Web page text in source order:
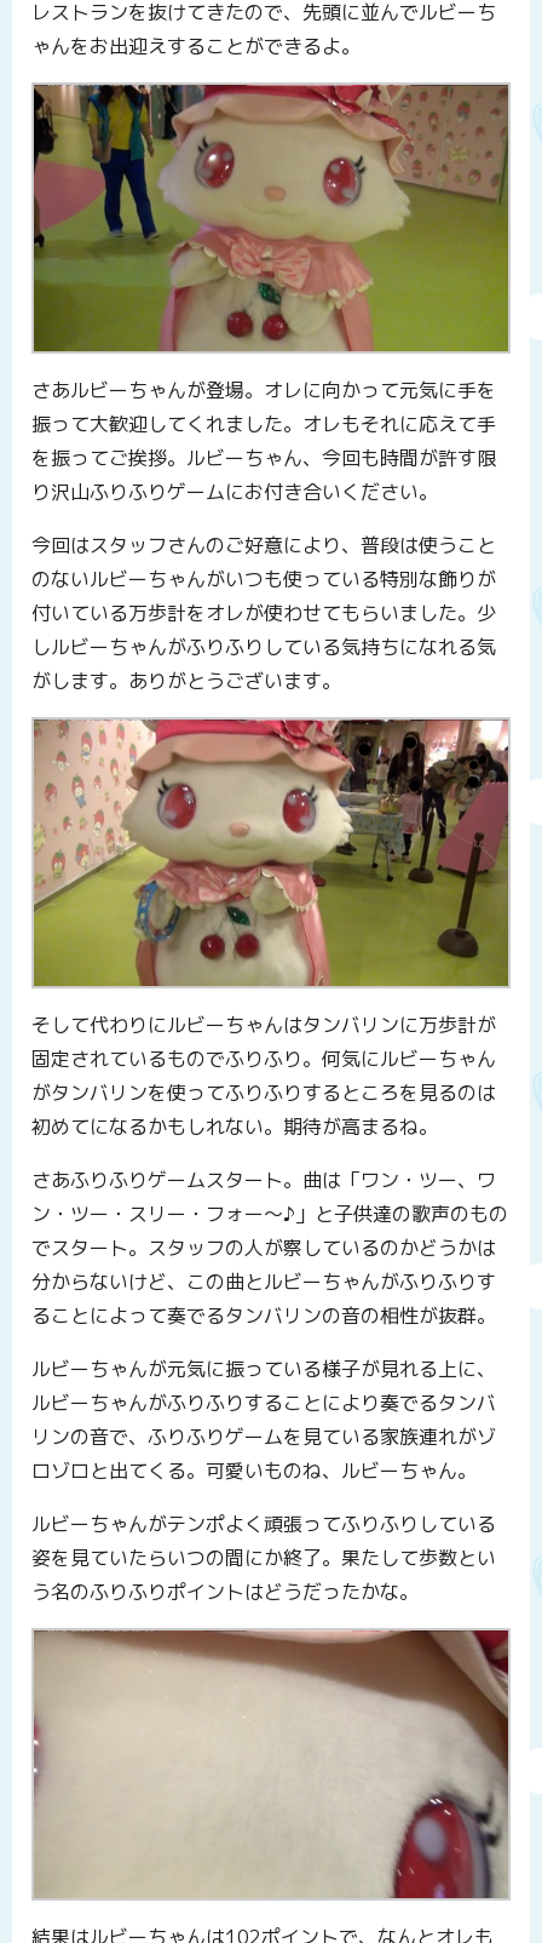
レストランを抜けてきたので、先頭に並んでルビーち
ゃんをお出迎えすることができるよ。
さあルビーちゃんが登場。オレに向かって元気に手を
振って大歓迎してくれました。オレもそれに応えて手
を振ってご挨拶。ルビーちゃん、今回も時間が許す限
り沢山ふりふりゲームにお付き合いください。
今回はスタッフさんのご好意により、普段は使うこと
のないルビーちゃんがいつも使っている特別な飾りが
付いている万歩計をオレが使わせてもらいました。少
しルビーちゃんがふりふりしている気持ちになれる気
がします。ありがとうございます。
そして代わりにルビーちゃんはタンバリンに万歩計が
固定されているものでふりふり。何気にルビーちゃん
がタンバリンを使ってふりふりするところを見るのは
初めてになるかもしれない。期待が高まるね。
さあふりふりゲームスタート。曲は「ワン・ツー、ワ
ン・ツー・スリー・フォー〜♪」と子供達の歌声のもの
でスタート。スタッフの人が察しているのかどうかは
分からないけど、この曲とルビーちゃんがふりふりす
ることによって奏でるタンバリンの音の相性が抜群。
ルビーちゃんが元気に振っている様子が見れる上に、
ルビーちゃんがふりふりすることにより奏でるタンバ
リンの音で、ふりふりゲームを見ている家族連れがゾ
ロゾロと出てくる。可愛いものね、ルビーちゃん。
ルビーちゃんがテンポよく頑張ってふりふりしている
姿を見ていたらいつの間にか終了。果たして歩数とい
う名のふりふりポイントはどうだったかな。
結果はルビーちゃんは102ポイントで、なんとオレも